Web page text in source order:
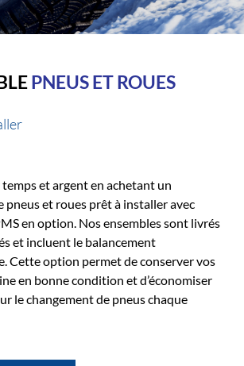
PNEUS ET ROUES
et argent en achetant un
pneus et roues prêt à installer avec
en option. Nos ensembles sont livrés
et incluent le balancement
Cette option permet de conserver vos
en bonne condition et d’économiser
le changement de pneus chaque